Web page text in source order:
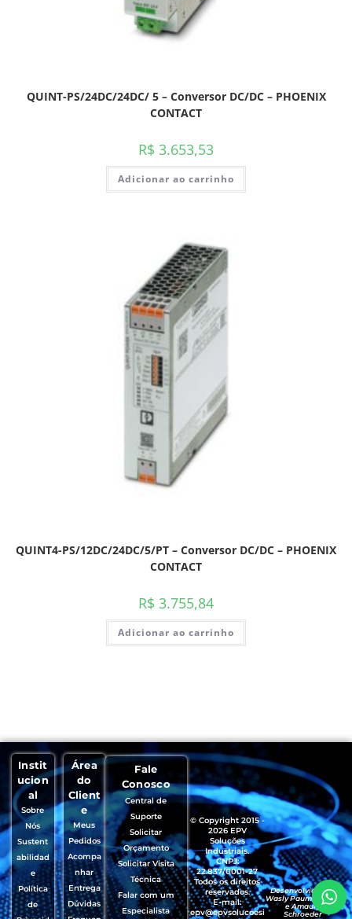
QUINT-PS/24DC/24DC/ 5 – Conversor DC/DC – PHOENIX
CONTACT
R$ 3.653,53
Adicionar ao carrinho
QUINT4-PS/12DC/24DC/5/PT – Conversor DC/DC – PHOENIX
CONTACT
R$ 3.755,84
Adicionar ao carrinho
Instit
ucion
al
Sobre
Nós
Sustent
abilidad
e
Política
de
Área
do
Client
e
Meus
Pedidos
Acompa
nhar
Entrega
Dúvidas
Fale
Conosco
Central de
Suporte
Solicitar
Orçamento
Solicitar Visita
Técnica
Falar com um
Especialista
© Copyright 2015 -
2026 EPV
Soluções
Industriais.
CNPJ:
22.837/0001-27
Todos os direitos
reservados.
E-mail:
epv@epvsolucoesi
Desenvolvido por
Wasly Paumgartten
e Amaury
Schroeder